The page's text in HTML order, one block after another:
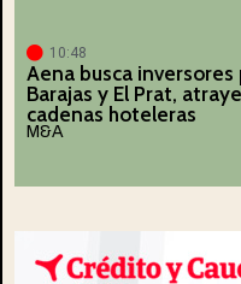
10:48
Aena busca
Barajas y El Prat,
cadenas hoteleras
M&A